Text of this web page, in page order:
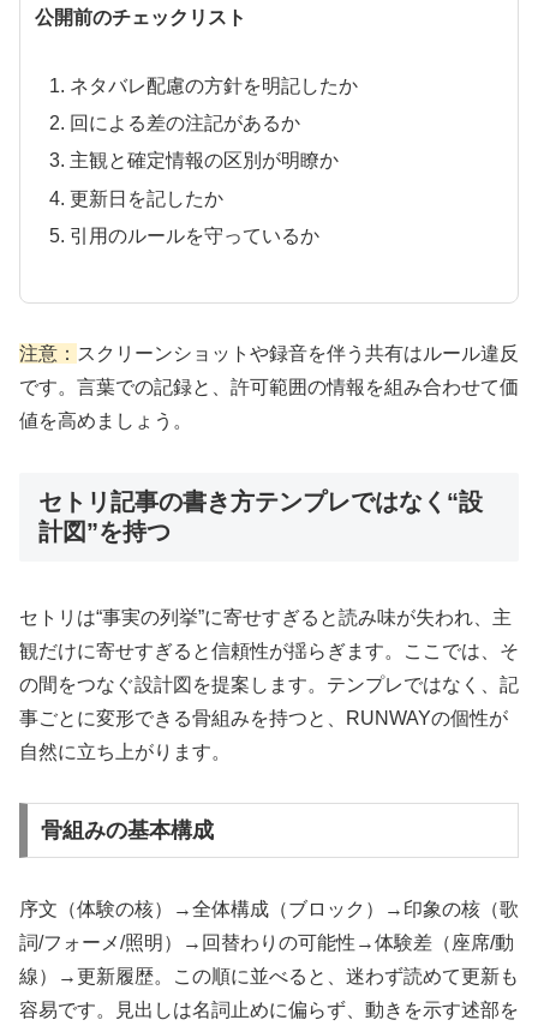
公開前のチェックリスト
ネタバレ配慮の方針を明記したか
回による差の注記があるか
主観と確定情報の区別が明瞭か
更新日を記したか
引用のルールを守っているか
注意： スクリーンショットや録音を伴う共有はルール違反
です。言葉での記録と、許可範囲の情報を組み合わせて価
値を高めましょう。
セトリ記事の書き方テンプレではなく“設
計図”を持つ
セトリは“事実の列挙”に寄せすぎると読み味が失われ、主
観だけに寄せすぎると信頼性が揺らぎます。ここでは、そ
の間をつなぐ設計図を提案します。テンプレではなく、記
事ごとに変形できる骨組みを持つと、RUNWAYの個性が
自然に立ち上がります。
骨組みの基本構成
序文（体験の核）→全体構成（ブロック）→印象の核（歌
詞/フォーメ/照明）→回替わりの可能性→体験差（座席/動
線）→更新履歴。この順に並べると、迷わず読めて更新も
容易です。見出しは名詞止めに偏らず、動きを示す述部を